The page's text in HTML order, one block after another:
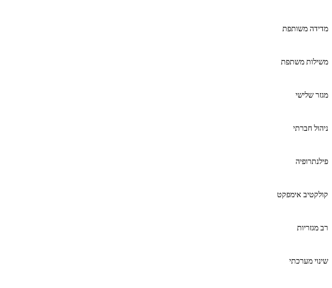
מדידה משותפת
משילות משתפת
מגזר שלישי
ניהול חברתי
פילנתרופיה
קולקטיב אימפקט
רב מגזריות
שינוי מערכתי